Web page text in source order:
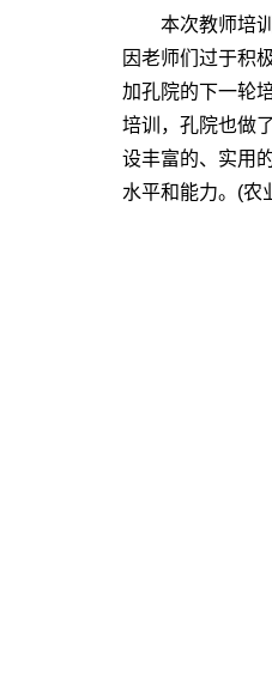
本次教师培训
因老师们过于积
加孔院的下一轮
培训，孔院也做
设丰富的、实用
水平和能力。(农